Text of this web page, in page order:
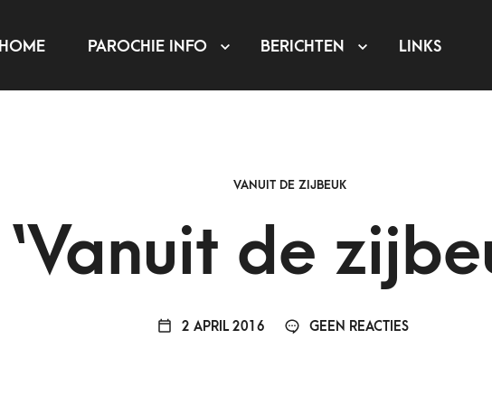
HOME PAROCHIE INFO BERICHTEN LINKS
VANUIT DE ZIJBEUK
‘Vanuit de
2 APRIL 2016 GEEN REACTIES